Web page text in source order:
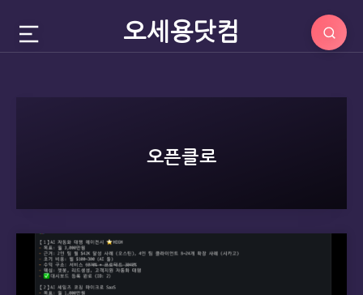
오세용닷컴
오픈클로